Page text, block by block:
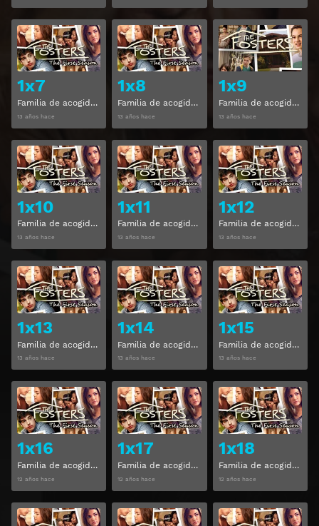
1x7
Familia de acogida Temporada 1 Capitulo 7
13 años hace
Ver
1x8
Familia de acogida Temporada 1 Capitulo 8
13 años hace
Ver
1x9
Familia de acogida Temporada 1 Capitulo 9
13 años hace
1x10
Familia de acogida Temporada 1 Capitulo 10
13 años hace
Ver
1x11
Familia de acogida Temporada 1 Capitulo 11
13 años hace
Ver
1x12
Familia de acogida Temporada 1 Capitulo 12
13 años hace
1x13
Familia de acogida Temporada 1 Capitulo 13
13 años hace
Ver
1x14
Familia de acogida Temporada 1 Capitulo 14
13 años hace
Ver
1x15
Familia de acogida Temporada 1 Capitulo 15
13 años hace
1x16
Familia de acogida Temporada 1 Capitulo 16
12 años hace
Ver
1x17
Familia de acogida Temporada 1 Capitulo 17
12 años hace
Ver
1x18
Familia de acogida Temporada 1 Capitulo 18
12 años hace
Ver Ver